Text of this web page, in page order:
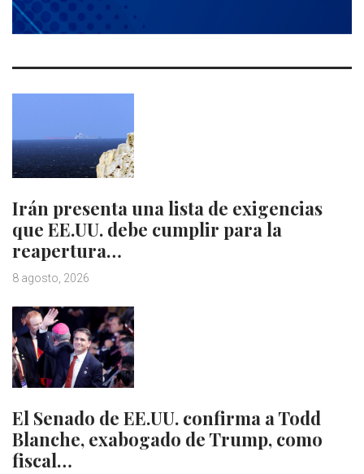
Irán presenta una lista de exigencias
que EE.UU. debe cumplir para la
reapertura…
8 agosto, 2026
El Senado de EE.UU. confirma a Todd
Blanche, exabogado de Trump, como
fiscal…